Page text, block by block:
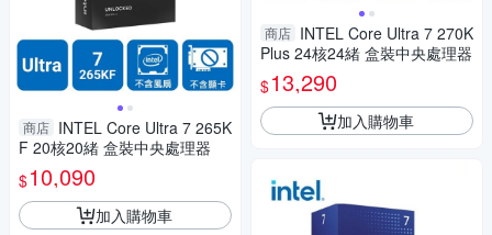
商店 INTEL Core Ultra 7 265K
F 20核20緒 盒裝中央處理器
$10,090
加入購物車
商店 INTEL Core Ultra 7 270K
Plus 24核24緒 盒裝中央處理器
$13,290
加入購物車